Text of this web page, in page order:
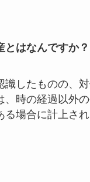
とはなんですか？
識したものの、
、時の経過以外
る場合に計上さ